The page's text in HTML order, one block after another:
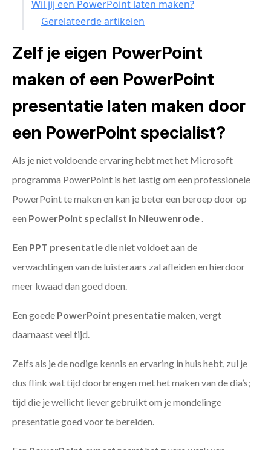
Wil jij een PowerPoint laten maken?
Gerelateerde artikelen
Zelf je eigen PowerPoint
maken of een PowerPoint
presentatie laten maken door
een PowerPoint specialist?
Als je niet voldoende ervaring hebt met het Microsoft
programma PowerPoint is het lastig om een professionele
PowerPoint te maken en kan je beter een beroep door op
een PowerPoint specialist in Nieuwenrode .
Een PPT presentatiedie niet voldoet aan de
verwachtingen van de luisteraars zal afleiden en hierdoor
meer kwaad dan goed doen.
Een goede PowerPoint presentatiemaken, vergt
daarnaast veel tijd.
Zelfs als je de nodige kennis en ervaring in huis hebt, zul je
dus flink wat tijd doorbrengen met het maken van de dia’s;
tijd die je wellicht liever gebruikt om je mondelinge
presentatie goed voor te bereiden.